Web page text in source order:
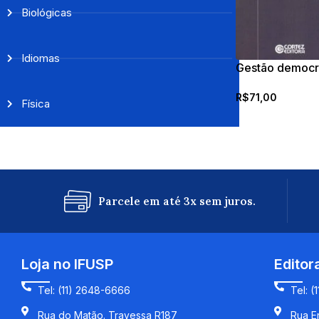
Biológicas
Idiomas
Física
Gestão
R$71,00
Parcele em até 3x sem juros.
Loja no IFUSP
Tel: (11) 2648-6666
Rua do Matão. Travessa R187
Tel:
Rua